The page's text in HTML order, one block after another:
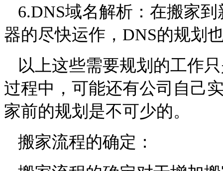
6.DNS域名解析：在搬家
器的尽快运作， DNS的规划
以上这些需要规划的工作
过程中，可能还有公司自己
家前的规划是不可少的。
搬家流程的确定：